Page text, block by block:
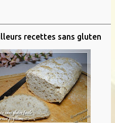
recettes sans gluten